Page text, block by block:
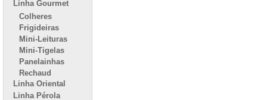
Linha Gourmet
Colheres
Frigideiras
Mini-Leituras
Mini-Tigelas
Panelainhas
Rechaud
Linha Oriental
Linha Pérola